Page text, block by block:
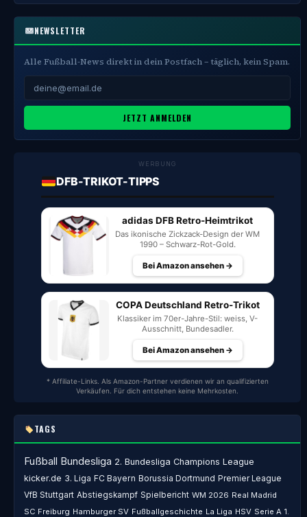
NEWSLETTER
Alle Fußball-News direkt in dein Postfach – täglich, kein Spam.
JETZT ANMELDEN
WERBUNG
DFB-TRIKOT-TIPPS
adidas DFB Retro-Heimtrikot
Das ikonische Zickzack-Design der WM
1990 – Schwarz-Rot-Gold.
Bei Amazon ansehen →
COPA Deutschland Retro-Trikot
Klassiker im 70er-Jahre-Stil: weiss, V-
Ausschnitt, Bundesadler.
Bei Amazon ansehen →
* Affiliate-Links. Als Amazon-Partner verdienen wir an qualifizierten
Verkäufen. Für dich entstehen keine Mehrkosten.
TAGS
Fußball Bundesliga 2. Bundesliga Champions League
kicker.de 3. Liga FC Bayern Borussia Dortmund Premier League
VfB Stuttgart Abstiegskampf Spielbericht WM 2026 Real Madrid
SC Freiburg Hamburger SV Fußballgeschichte La Liga HSV Serie A 1.